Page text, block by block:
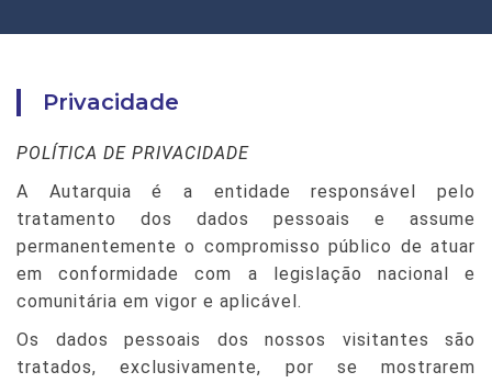
Privacidade
POLÍTICA DE PRIVACIDADE
A Autarquia é a entidade responsável pelo
tratamento dos dados pessoais e assume
permanentemente o compromisso público de atuar
em conformidade com a legislação nacional e
comunitária em vigor e aplicável.
Os dados pessoais dos nossos visitantes são
tratados, exclusivamente, por se mostrarem